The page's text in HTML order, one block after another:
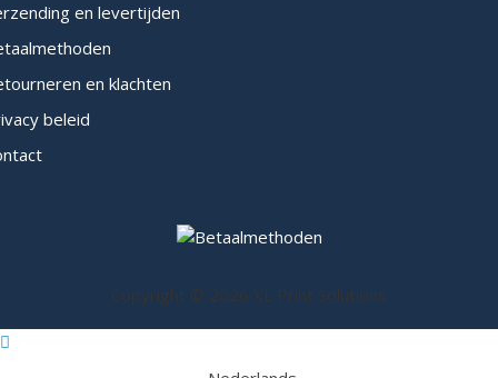
en levertijden
en klachten
beleid
Copyright © 2026 XL Print Solutions